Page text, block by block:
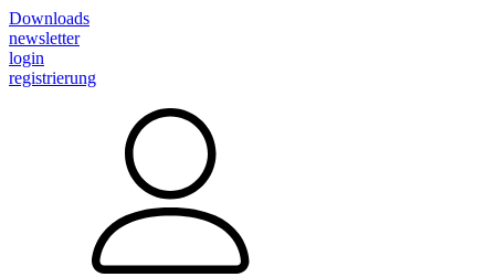
Downloads
newsletter
login
registrierung